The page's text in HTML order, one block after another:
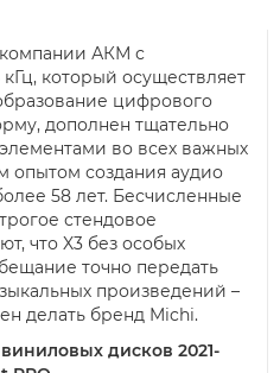
АКМ с
который осуществляет
цифрового
дополнен тщательно
во всех важных
опытом создания аудио
58 лет. Бесчисленные
стендовое
что X3 без особых
точно передать
произведений –
делать бренд Michi.
дисков 2021-